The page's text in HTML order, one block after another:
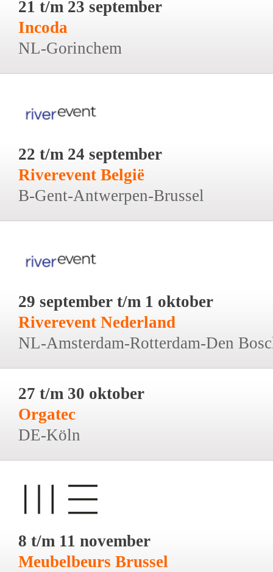
21 t/m 23 september
Incoda
NL-Gorinchem
22 t/m 24 september
Riverevent België
B-Gent-Antwerpen-Brussel
29 september t/m 1 oktober
Riverevent Nederland
NL-Amsterdam-Rotterdam-Den
27 t/m 30 oktober
Orgatec
DE-Köln
8 t/m 11 november
Meubelbeurs Brussel